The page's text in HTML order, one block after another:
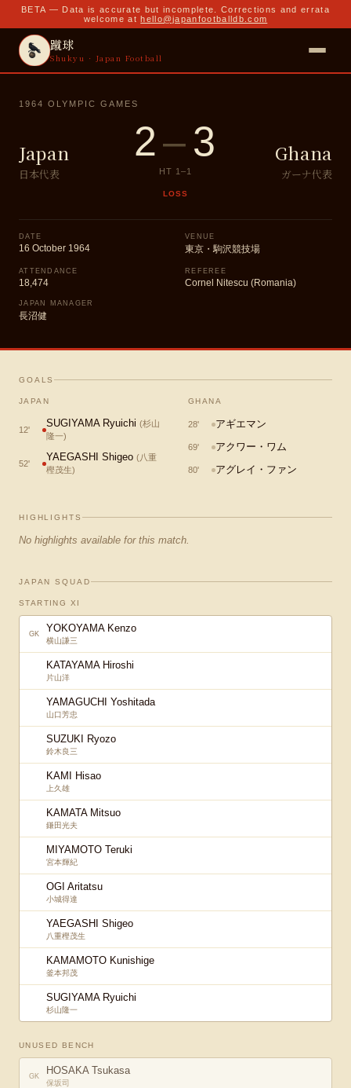
BETA — Data is accurate but incomplete. Corrections and errata
welcome at hello@japanfootballdb.com
蹴球
Shukyu · Japan Football
1964 OLYMPIC GAMES
Japan
日本代表
2–3
HT 1 –1
LOSS
Ghana
ガーナ代表
DATE
16 October 1964
VENUE
東京・駒沢競技場
ATTENDANCE
18,474
REFEREE
Cornel Nitescu (Romania)
JAPAN MANAGER
長沼健
GOALS
JAPAN
12'
SUGIYAMA Ryuichi (杉山
隆一)
52'
YAEGASHI Shigeo (八重
樫茂生)
GHANA
28' アギエマン
69' アクワー・ワム
80' アグレイ・ファン
HIGHLIGHTS
No highlights available for this match.
JAPAN SQUAD
STARTING XI
GK YOKOYAMA Kenzo
横山謙三
KATAYAMA Hiroshi
片山洋
YAMAGUCHI Yoshitada
山口芳忠
SUZUKI Ryozo
鈴木良三
KAMI Hisao
上久雄
KAMATA Mitsuo
鎌田光夫
MIYAMOTO Teruki
宮本輝紀
OGI Aritatsu
小城得達
YAEGASHI Shigeo
八重樫茂生
KAMAMOTO Kunishige
釜本邦茂
SUGIYAMA Ryuichi
杉山隆一
UNUSED BENCH
GK HOSAKA Tsukasa
保坂司